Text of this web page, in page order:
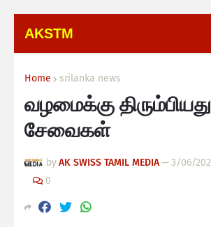
AKSTM
Home srilanka news
வழமைக்கு
சேவைகள்
byAK SWISS TAMIL MEDIA—3/06/
0